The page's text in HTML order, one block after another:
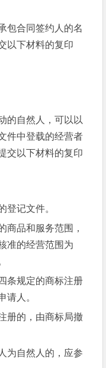
包合同签约人的名
以下材料的复印
的自然人，可以以
件中登载的经营者
交以下材料的复印
登记文件。
商品和服务范围，
准的经营范围为
条规定的商标注册
请人。
册的，由商标局撤
为自然人的，应参